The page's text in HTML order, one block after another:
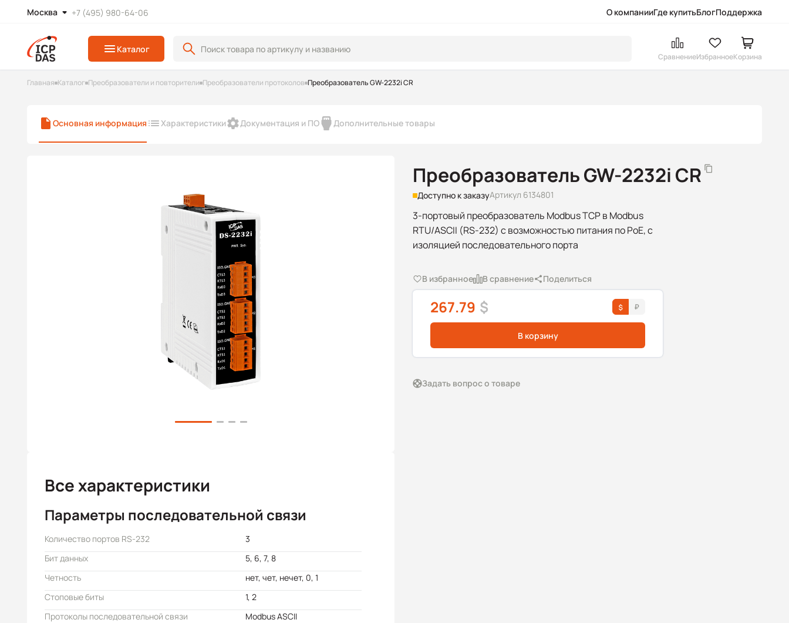
Москва +7 (495) 980-64-06 О компанииГде купитьБлогПоддержка
Каталог
СравнениеИзбранноеКорзина
Главная Каталог Преобразователи и повторители Преобразователи протоколов Преобразователь GW-2232i CR
Основная информация Характеристики Документация и ПО Дополнительные товары
Преобразователь GW-2232i CR
Доступно к заказуАртикул 6134801
3-портовый преобразователь Modbus TCP в Modbus
RTU/ASCII (RS-232) с возможностью питания по PoE, с
изоляцией последовательного порта
В избранное В сравнение Поделиться
267.79 $
В корзину
Задать вопрос о товаре
Все характеристики
Параметры последовательной связи
Количество портов RS-232
3
Бит данных
5, 6, 7, 8
Четность
нет, чет, нечет, 0, 1
Стоповые биты
1, 2
Протоколы последовательной связи
Modbus ASCII